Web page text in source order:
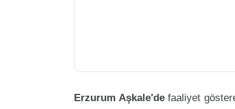
Erzurum Aşkale'defaaliyet